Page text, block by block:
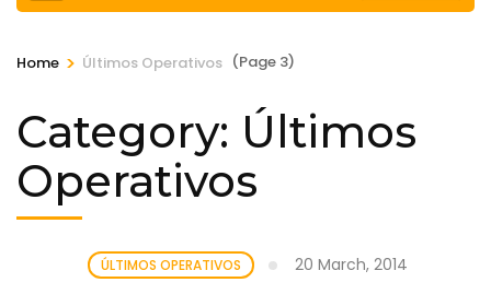
Home > Últimos Operativos (Page 3)
Category: Últimos
Operativos
ÚLTIMOS OPERATIVOS 20 March, 2014